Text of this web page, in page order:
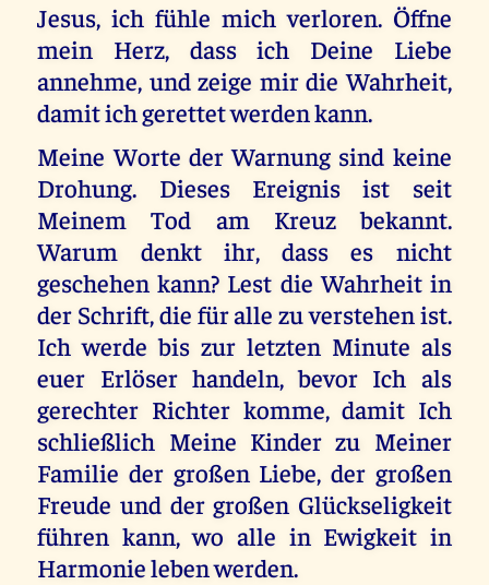
Jesus, ich fühle mich verloren. Öffne
mein Herz, dass ich Deine Liebe
annehme, und zeige mir die Wahrheit,
damit ich gerettet werden kann.
Meine Worte der Warnung sind keine
Drohung. Dieses Ereignis ist seit
Meinem Tod am Kreuz bekannt.
Warum denkt ihr, dass es nicht
geschehen kann? Lest die Wahrheit in
der Schrift, die für alle zu verstehen ist.
Ich werde bis zur letzten Minute als
euer Erlöser handeln, bevor Ich als
gerechter Richter komme, damit Ich
schließlich Meine Kinder zu Meiner
Familie der großen Liebe, der großen
Freude und der großen Glückseligkeit
führen kann, wo alle in Ewigkeit in
Harmonie leben werden.